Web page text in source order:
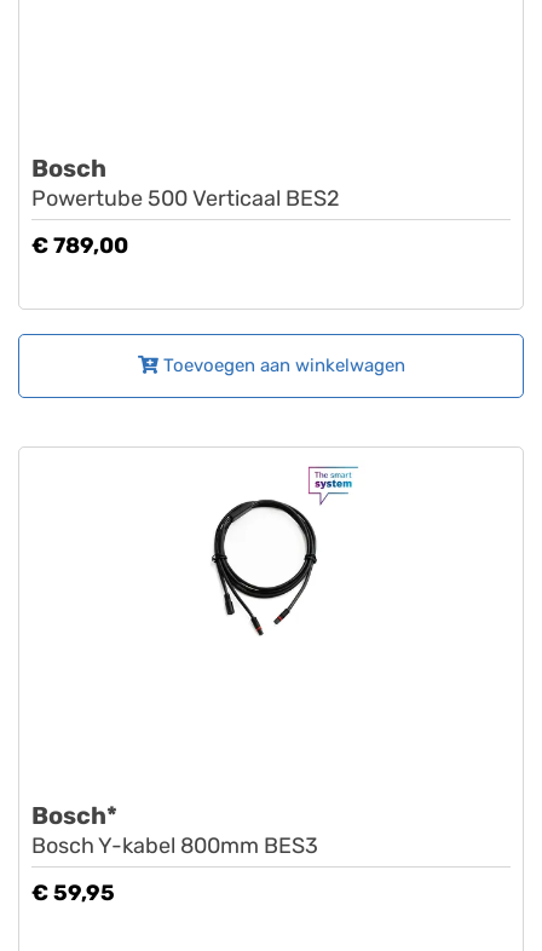
Bosch
Powertube 500 Verticaal BES2
€ 789,00
Toevoegen aan winkelwagen
Bosch*
Bosch Y-kabel 800mm BES3
€ 59,95